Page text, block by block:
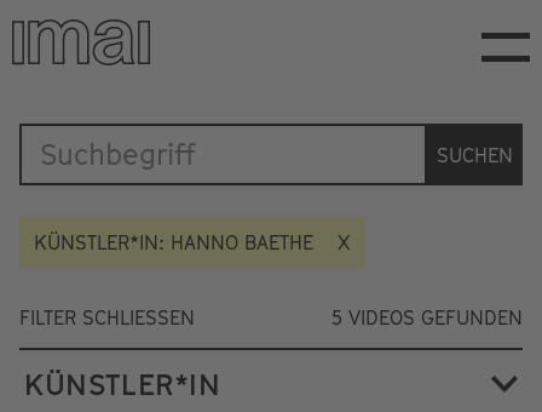
Direkt
zum
Inhalt
Katalog
SUCHEN
KÜNSTLER*IN: HANNO BAETHE
FILTER SCHLIESSEN 5 VIDEOS GEFUNDEN
KÜNSTLER*IN